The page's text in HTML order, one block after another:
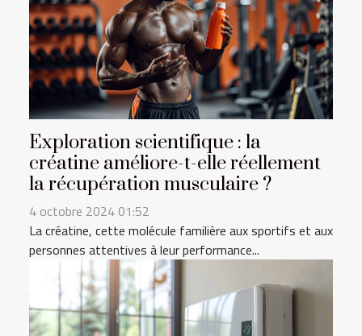
Exploration scientifique : la
créatine améliore-t-elle réellement
la récupération musculaire ?
4 octobre 2024 01:52
La créatine, cette molécule familière aux sportifs et aux
personnes attentives à leur performance...